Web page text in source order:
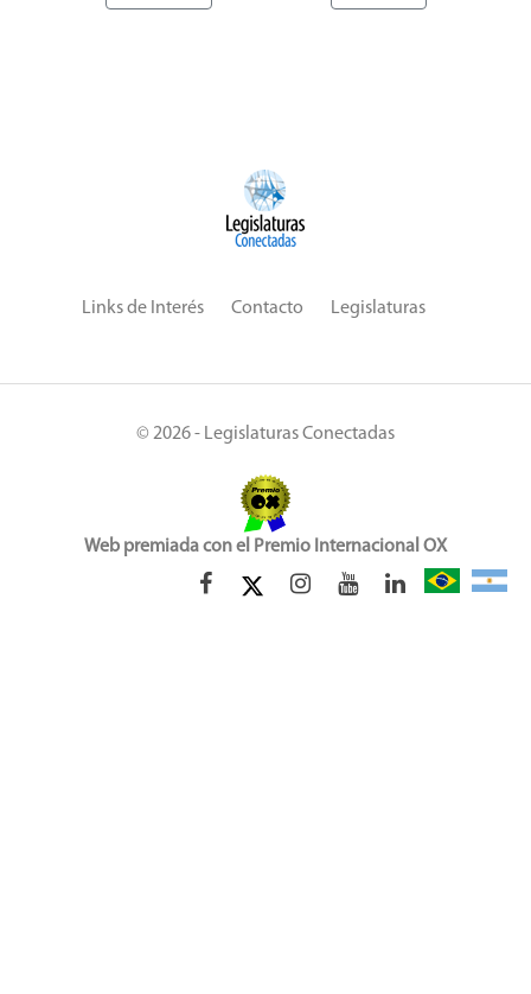
Links de Interés Contacto Legislaturas
© 2026 - Legislaturas Conectadas
Web premiada con el Premio Internacional OX